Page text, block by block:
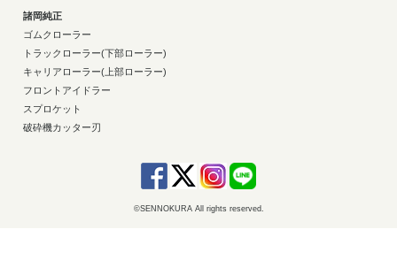
諸岡純正
ゴムクローラー
トラックローラー(下部ローラー)
キャリアローラー(上部ローラー)
フロントアイドラー
スプロケット
破砕機カッター刃
©SENNOKURA All rights reserved.